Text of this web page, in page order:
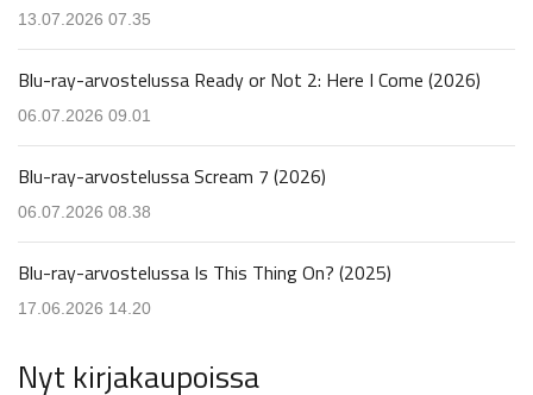
13.07.2026 07.35
Blu-ray-arvostelussa Ready or Not 2: Here I Come (2026)
06.07.2026 09.01
Blu-ray-arvostelussa Scream 7 (2026)
06.07.2026 08.38
Blu-ray-arvostelussa Is This Thing On? (2025)
17.06.2026 14.20
Nyt kirjakaupoissa